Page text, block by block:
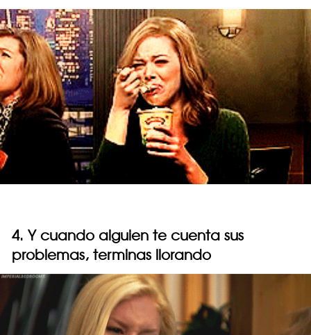
4. Y cuando alguien te cuenta sus
problemas, terminas llorando